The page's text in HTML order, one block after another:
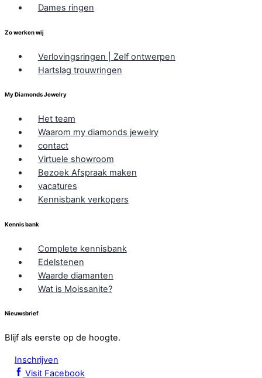
Dames ringen
Zo werken wij
Verlovingsringen | Zelf ontwerpen
Hartslag trouwringen
My Diamonds Jewelry
Het team
Waarom my diamonds jewelry
contact
Virtuele showroom
Bezoek Afspraak maken
vacatures
Kennisbank verkopers
Kennis bank
Complete kennisbank
Edelstenen
Waarde diamanten
Wat is Moissanite?
Nieuwsbrief
Blijf als eerste op de hoogte.
Inschrijven
Visit Facebook